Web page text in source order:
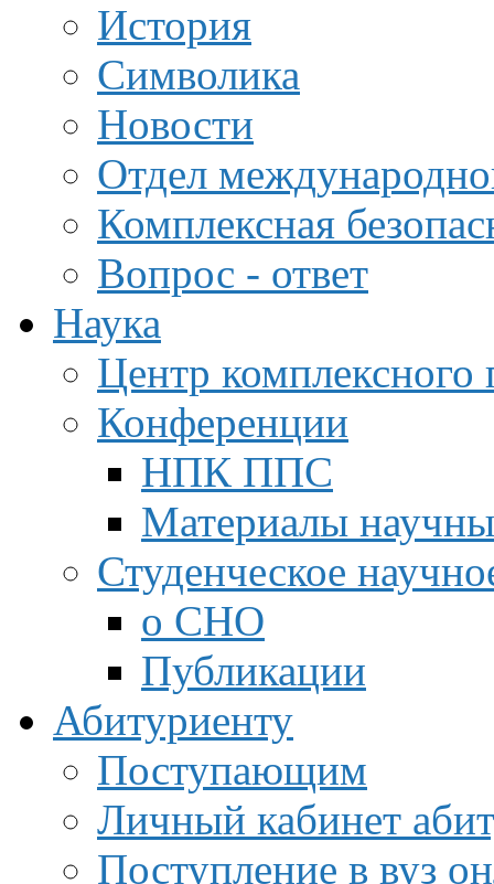
История
Символика
Новости
Отдел
Комплексная
Вопрос - ответ
Наука
Центр
Конференции
НПК ППС
Материалы
Студенческое
о СНО
Публикации
Абитуриенту
Поступающим
Личный кабинет
Поступление в вуз